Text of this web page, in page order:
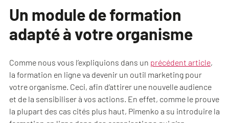
Un module de formation
adapté à votre organisme
Comme nous vous l’expliquions dans un précédent article,
la formation en ligne va devenir un outil marketing pour
votre organisme. Ceci, afin d’attirer une nouvelle audience
et de la sensibiliser à vos actions. En effet, comme le prouve
la plupart des cas cités plus haut, Pimenko a su introduire la